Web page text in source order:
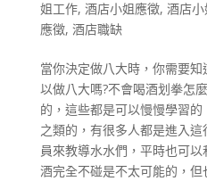
姐工作, 酒店小姐應徵, 酒店
應徵, 酒店職缺
當你決定做八大時，你需要
以做八大嗎?不會喝酒划拳怎
的，這些都是可以慢慢學習
之類的，有很多人都是進入
員來教導水水們，平時也可
酒完全不碰是不太可能的，